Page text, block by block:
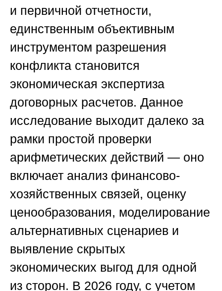
и первичной отчетности,
единственным объективным
инструментом разрешения
конфликта становится
экономическая экспертиза
договорных расчетов. Данное
исследование выходит далеко за
рамки простой проверки
арифметических действий — оно
включает анализ финансово-
хозяйственных связей, оценку
ценообразования, моделирование
альтернативных сценариев и
выявление скрытых
экономических выгод для одной
из сторон. В 2026 году, с учетом